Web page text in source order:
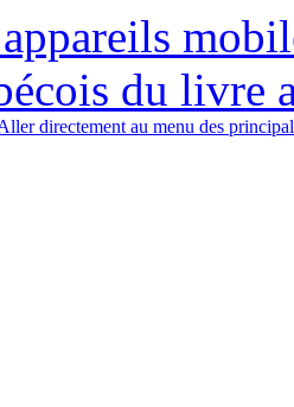
du livre
directement au menu des